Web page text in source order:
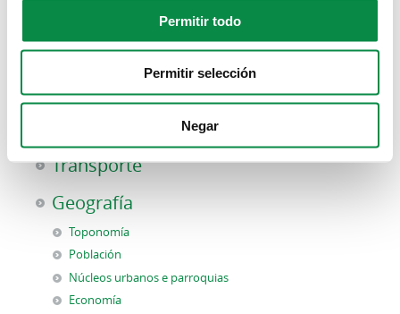
Permitir todo
Permitir selección
Negar
Convenios y pactos laborales
Formación
Representación de personal
Transporte
Geografía
Toponomía
Población
Núcleos urbanos e parroquias
Economía